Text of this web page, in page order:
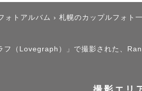
ォトアルバム › 札幌のカップルフォト
フ（Lovegraph）」で撮影された、